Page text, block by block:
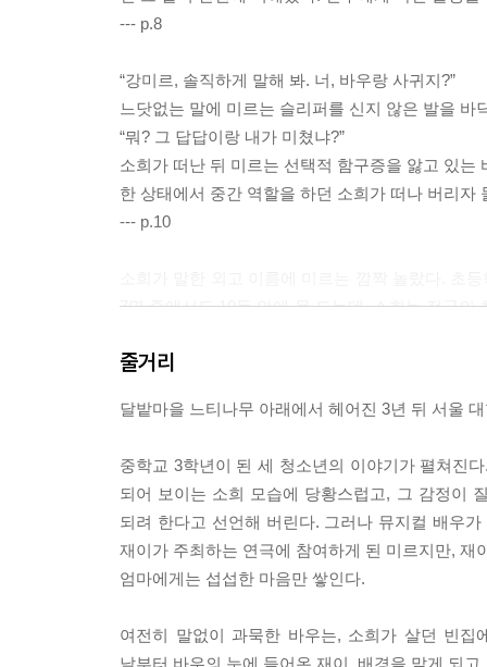
--- p.8
“강미르, 솔직하게 말해 봐. 너, 바우랑 사귀지?”
느닷없는 말에 미르는 슬리퍼를 신지 않은 발을 바
“뭐? 그 답답이랑 내가 미쳤냐?”
소희가 떠난 뒤 미르는 선택적 함구증을 앓고 있
한 상태에서 중간 역할을 하던 소희가 떠나 버리
--- p.10
7명 중에서도 10등 안에 못 드는데, 소희는 전국
--- p.19
미르는 활기차게 움직이는 그 아이가 어쩐지 신
혼자 앉아 있는 새처럼 외로워 보였다. 미르, 자신
--- p.39
처음부터 그랬던 건 아니다. 재이가 서울에서 온
테고 재이의 명랑함은 그 아픔을 감추기 위해서
감을 불러일으키고자 슬며시 꺼낸 서울 이야기에
줄거리
달밭마을 느티나무 아래에서 헤어진 3년 뒤 서울
중학교 3학년이 된 세 청소년의 이야기가 펼쳐진
되어 보이는 소희 모습에 당황스럽고, 그 감정이
되려 한다고 선언해 버린다. 그러나 뮤지컬 배우
재이가 주최하는 연극에 참여하게 된 미르지만,
엄마에게는 섭섭한 마음만 쌓인다.
여전히 말없이 과묵한 바우는, 소희가 살던 빈